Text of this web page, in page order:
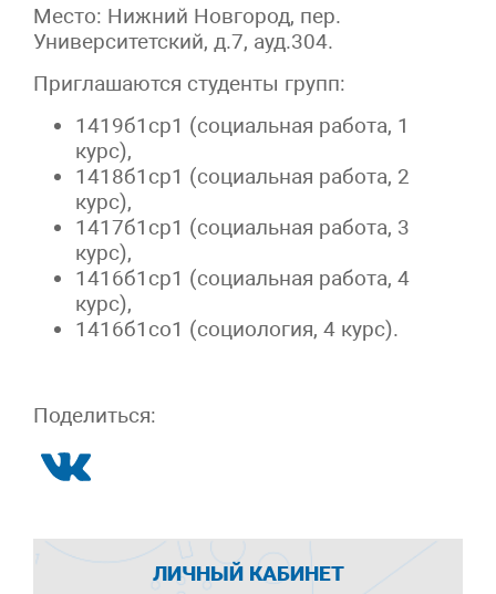
Место: Нижний Новгород, пер.
Университетский, д.7, ауд.304.
Приглашаются студенты групп:
1419б1ср1 (социальная работа, 1
курс),
1418б1ср1 (социальная работа, 2
курс),
1417б1ср1 (социальная работа, 3
курс),
1416б1ср1 (социальная работа, 4
курс),
1416б1со1 (социология, 4 курс).
Поделиться:
ЛИЧНЫЙ КАБИНЕТ